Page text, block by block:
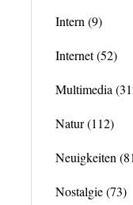
Intern (9)
Internet(52)
Multimedia
Natur(112)
Neuigkeiten
Nostalgie(73)